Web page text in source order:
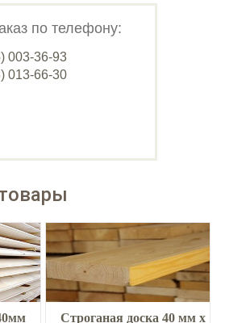
по телефону:
003-36-93
013-66-30
Строганая доска 40 мм х